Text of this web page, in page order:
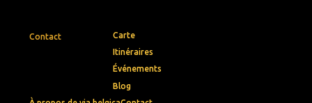
Contact
Carte
Itinéraires
Événements
Blog